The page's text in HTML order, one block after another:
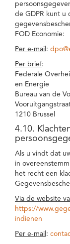
de GDPR kunt u
FOD Economie:
Per e-mail :
Per brief:
Federale
en Energie
Bureau van de
1210 Brussel
4.10.
Als u vindt dat
in
het recht een
Via de website
https://
indienen
Per e-mail :